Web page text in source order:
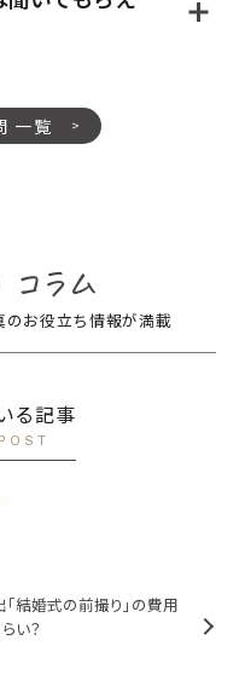
一覧
のお役立ち情報が満載
る記事
結婚式の前撮り」の費用
い？